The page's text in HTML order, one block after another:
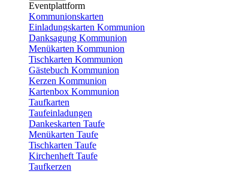
Eventplattform
Kommunionskarten
Einladungskarten Kommunion
Danksagung Kommunion
Menükarten Kommunion
Tischkarten Kommunion
Gästebuch Kommunion
Kerzen Kommunion
Kartenbox Kommunion
Taufkarten
Taufeinladungen
Dankeskarten Taufe
Menükarten Taufe
Tischkarten Taufe
Kirchenheft Taufe
Taufkerzen